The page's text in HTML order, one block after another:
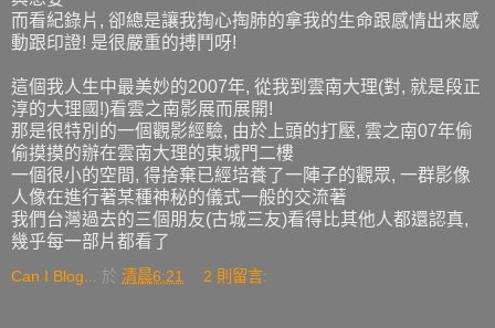
而看紀錄片, 卻總是讓我掏心掏肺的拿我的生命跟感情出來感
動跟印證! 是很嚴重的搏鬥呀!
這個我人生中最美妙的2007年, 從我到雲南大理(對, 就是段正
淳的大理國!)看雲之南影展而展開!
那是很特別的一個觀影經驗, 由於上頭的打壓, 雲之南07年偷
偷摸摸的辦在雲南大理的東城門二樓
一個很小的空間, 得捨棄已經培養了一陣子的觀眾, 一群影像
人像在進行著某種神秘的儀式一般的交流著
我們台灣過去的三個朋友(古城三友)看得比其他人都還認真,
幾乎每一部片都看了
Can I Blog... 於 清晨6:21 2 則留言: